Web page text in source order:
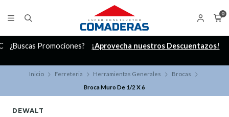
0
¿Buscas Promociones? ¡Aprovecha nuestros Descuentazos!
Inicio Ferreteria Herramientas Generales
Brocas
Broca Muro De 1/2 X 6
DEWALT